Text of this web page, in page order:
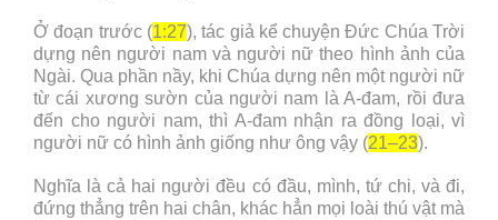
Ở đoạn trước (1:27), tác giả kể chuyện Đức Chúa Trời
dựng nên người nam và người nữ theo hình ảnh của
Ngài. Qua phần nầy, khi Chúa dựng nên một người nữ
từ cái xương sườn của người nam là A-đam, rồi đưa
đến cho người nam, thì A-đam nhận ra đồng loại, vì
người nữ có hình ảnh giống như ông vậy (21–23).
Nghĩa là cả hai người đều có đầu, mình, tứ chi, và đi,
đứng thẳng trên hai chân, khác hẳn mọi loài thú vật mà